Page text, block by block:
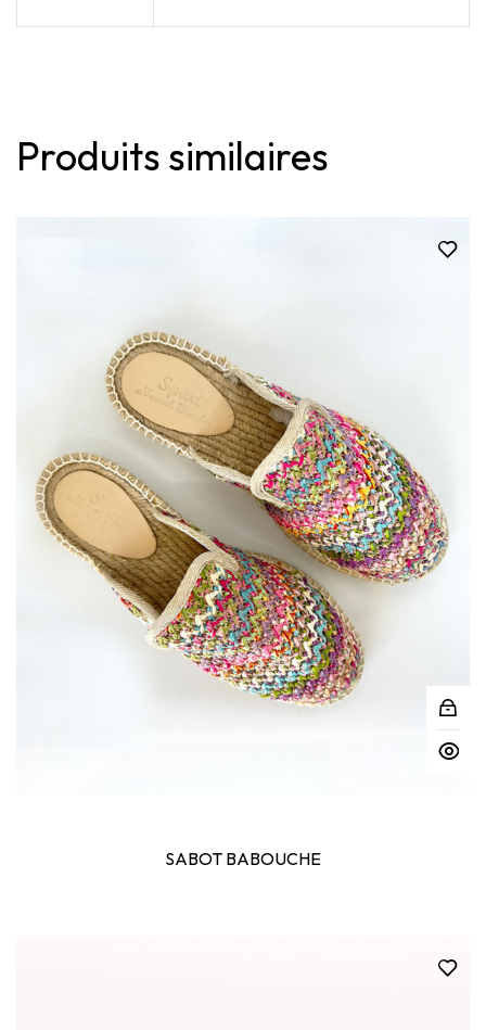
Produits similaires
SABOT BABOUCHE